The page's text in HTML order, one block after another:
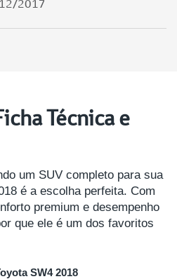
2017
Técnica e
um SUV completo para sua
é a escolha perfeita. Com
premium e desempenho
que ele é um dos favoritos
SW4 2018